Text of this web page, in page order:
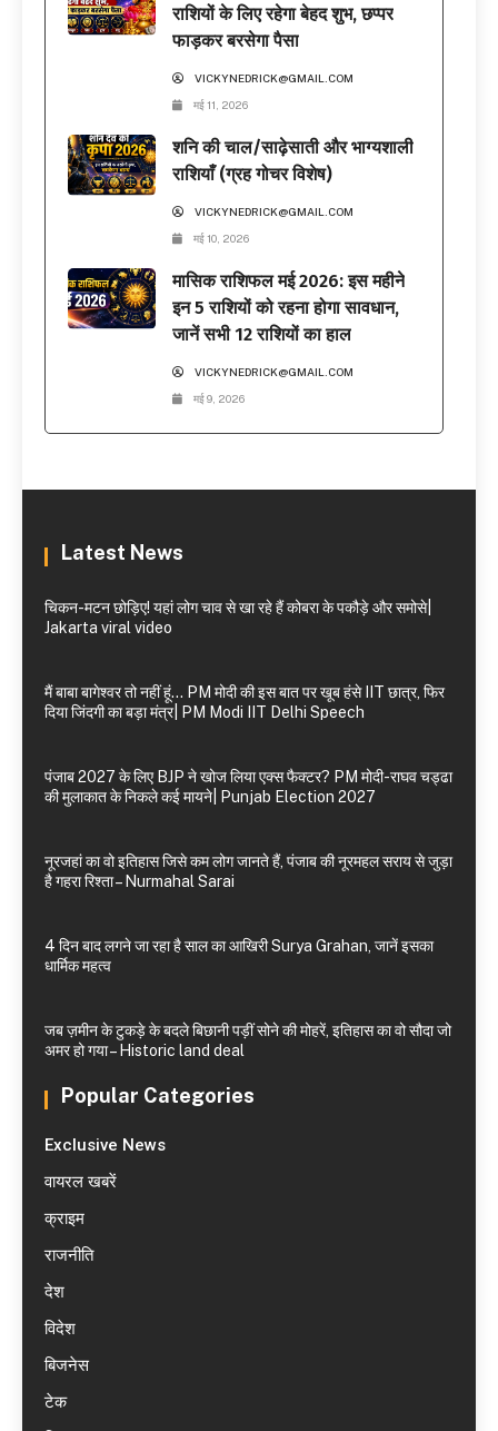
राशियों के लिए रहेगा बेहद शुभ, छप्पर
फाड़कर बरसेगा पैसा
VICKYNEDRICK@GMAIL.COM
मई 11, 2026
शनि की चाल/साढ़ेसाती और भाग्यशाली
राशियाँ (ग्रह गोचर विशेष)
VICKYNEDRICK@GMAIL.COM
मई 10, 2026
मासिक राशिफल मई 2026: इस महीने
इन 5 राशियों को रहना होगा सावधान,
जानें सभी 12 राशियों का हाल
VICKYNEDRICK@GMAIL.COM
मई 9, 2026
Latest News
चिकन-मटन छोड़िए! यहां लोग चाव से खा रहे हैं कोबरा के पकौड़े और समोसे|
Jakarta viral video
मैं बाबा बागेश्वर तो नहीं हूं… PM मोदी की इस बात पर खूब हंसे IIT छात्र, फिर
दिया जिंदगी का बड़ा मंत्र| PM Modi IIT Delhi Speech
पंजाब 2027 के लिए BJP ने खोज लिया एक्स फैक्टर? PM मोदी-राघव चड्ढा
की मुलाकात के निकले कई मायने| Punjab Election 2027
नूरजहां का वो इतिहास जिसे कम लोग जानते हैं, पंजाब की नूरमहल सराय से जुड़ा
है गहरा रिश्ता – Nurmahal Sarai
4 दिन बाद लगने जा रहा है साल का आखिरी Surya Grahan, जानें इसका
धार्मिक महत्व
जब ज़मीन के टुकड़े के बदले बिछानी पड़ीं सोने की मोहरें, इतिहास का वो सौदा जो
अमर हो गया – Historic land deal
Popular Categories
Exclusive News
वायरल खबरें
क्राइम
राजनीति
देश
विदेश
बिजनेस
टेक